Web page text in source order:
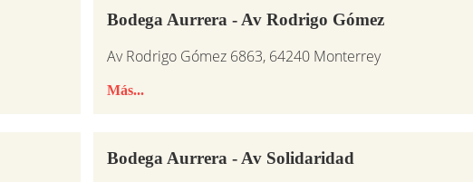
Bodega Aurrera - Av Rodrigo Gómez
Av Rodrigo Gómez 6863, 64240 Monterrey
Más...
Bodega Aurrera - Av Solidaridad